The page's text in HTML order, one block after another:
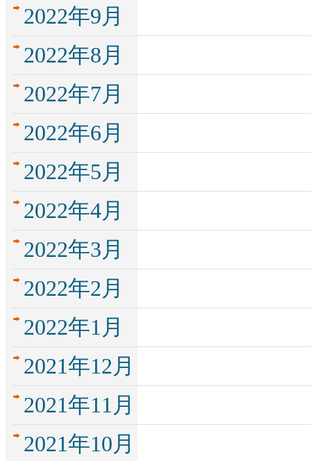
2022年9月
2022年8月
2022年7月
2022年6月
2022年5月
2022年4月
2022年3月
2022年2月
2022年1月
2021年12月
2021年11月
2021年10月